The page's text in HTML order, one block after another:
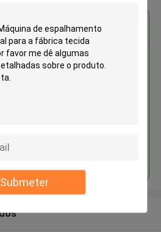
Submeter
preço para
de espalhamento
industrial para a